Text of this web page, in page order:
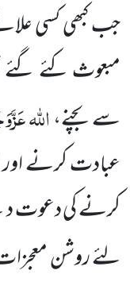
جب کبھی کسی
مبعوث کئے گئے
سے بچنے،اللہ
عبادت کرنے
کرنے کی دعوت
لئے روشن